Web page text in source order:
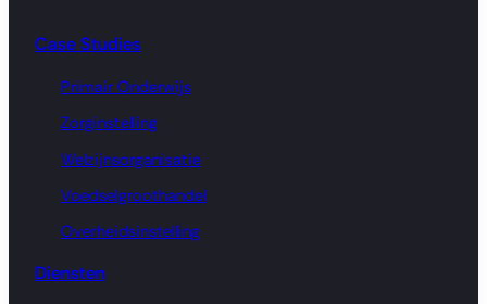
Case Studies
Primair Onderwijs
Zorginstelling
Welzijnsorganisatie
Voedselgroothandel
Overheidsinstelling
Diensten